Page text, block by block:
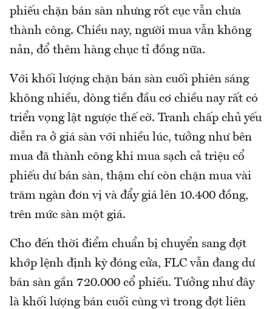
phiếu chặn bán sàn nhưng rốt cục vẫn chưa
thành công. Chiều nay, người mua vẫn không
nản, đổ thêm hàng chục tỉ đồng nữa.
Với khối lượng chặn bán sàn cuối phiên sáng
không nhiều, dòng tiền đầu cơ chiều nay rất có
triển vọng lật ngược thế cờ. Tranh chấp chủ yếu
diễn ra ở giá sàn với nhiều lúc, tưởng như bên
mua đã thành công khi mua sạch cả triệu cổ
phiếu dư bán sàn, thậm chí còn chặn mua vài
trăm ngàn đơn vị và đẩy giá lên 10.400 đồng,
trên mức sàn một giá.
Cho đến thời điểm chuẩn bị chuyển sang đợt
khớp lệnh định kỳ đóng cửa, FLC vẫn đang dư
bán sàn gần 720.000 cổ phiếu. Tưởng như đây
là khối lượng bán cuối cùng vì trong đợt liên